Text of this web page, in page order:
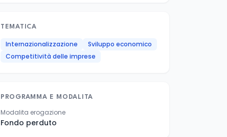
TEMATICA
Internazionalizzazione
Sviluppo economico
Competitività delle imprese
PROGRAMMA E MODALITA
Modalita erogazione
Fondo perduto